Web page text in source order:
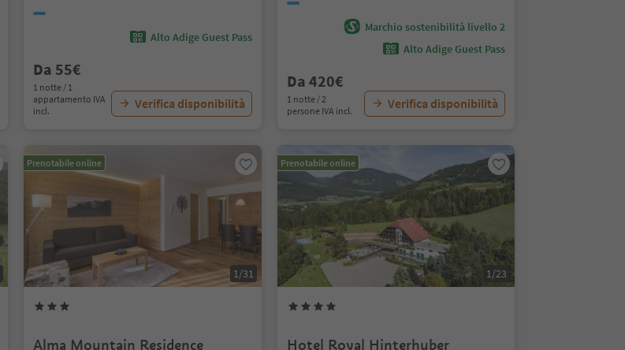
Alto Adige Guest Pass
Da 55€
1 notte / 1
appartamento IVA
incl.
Verifica disponibilità
Marchio sostenibilità livello 2
Alto Adige Guest Pass
Da 420€
1 notte / 2
persone IVA incl.
Verifica disponibilità
Prenotabile online
1/31
Alma Mountain Residence
Prenotabile online
1/23
Hotel Royal Hinterhuber